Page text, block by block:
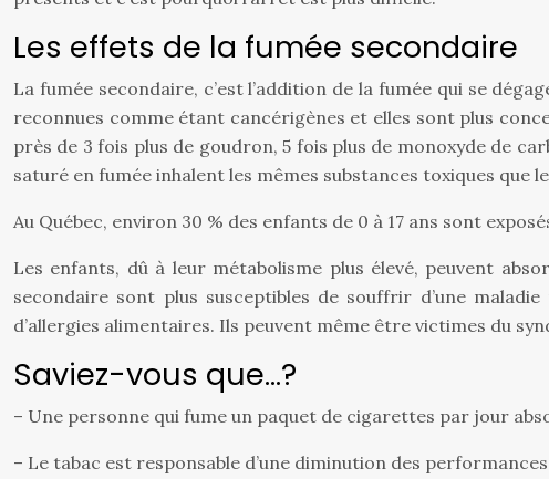
Les effets de la fumée secondaire
La fumée secondaire, c’est l’addition de la fumée qui se
reconnues comme étant cancérigènes et elles sont plus
près de 3 fois plus de goudron, 5 fois plus de monoxyde de
saturé en fumée inhalent les mêmes substances toxiques que
Au Québec, environ 30 % des enfants de 0 à 17 ans sont
Les enfants, dû à leur métabolisme plus élevé, peuvent
secondaire sont plus susceptibles de souffrir d’une
d’allergies alimentaires. Ils peuvent même être victimes du
Saviez-vous que…?
– Une personne qui fume un paquet de cigarettes par jour
– Le tabac est responsable d’une diminution des performances